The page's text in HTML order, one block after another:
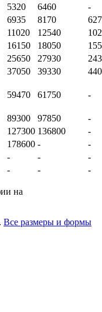
5320 6460
-
6935 8170
11020 12540
16150 18050
25650 27930
37050 39330
59470 61750 -
89300 97850
-
127300 136800
-
178600 -
-
- -
-
- - -
на
Все размеры и формы